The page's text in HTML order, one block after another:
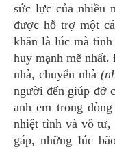
sức lực của nhiều
được hỗ trợ một
khăn là lúc mà
huy mạnh mẽ
nhà, chuyển nhà
người đến giúp đỡ
anh em trong
nhiệt tình và vô tư,
gáp, những lúc